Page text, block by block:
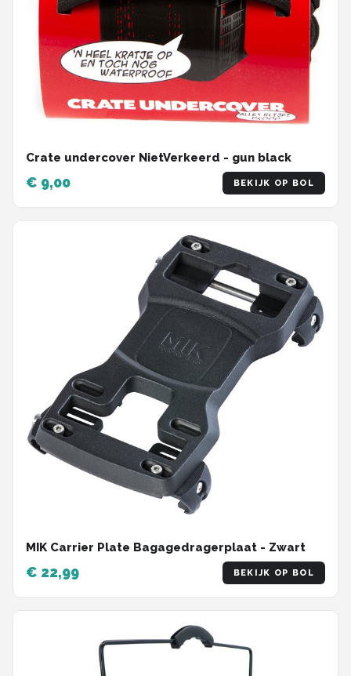
Crate undercover NietVerkeerd - gun black
€ 9,00 BEKIJK OP BOL
MIK Carrier Plate Bagagedragerplaat - Zwart
€ 22,99 BEKIJK OP BOL